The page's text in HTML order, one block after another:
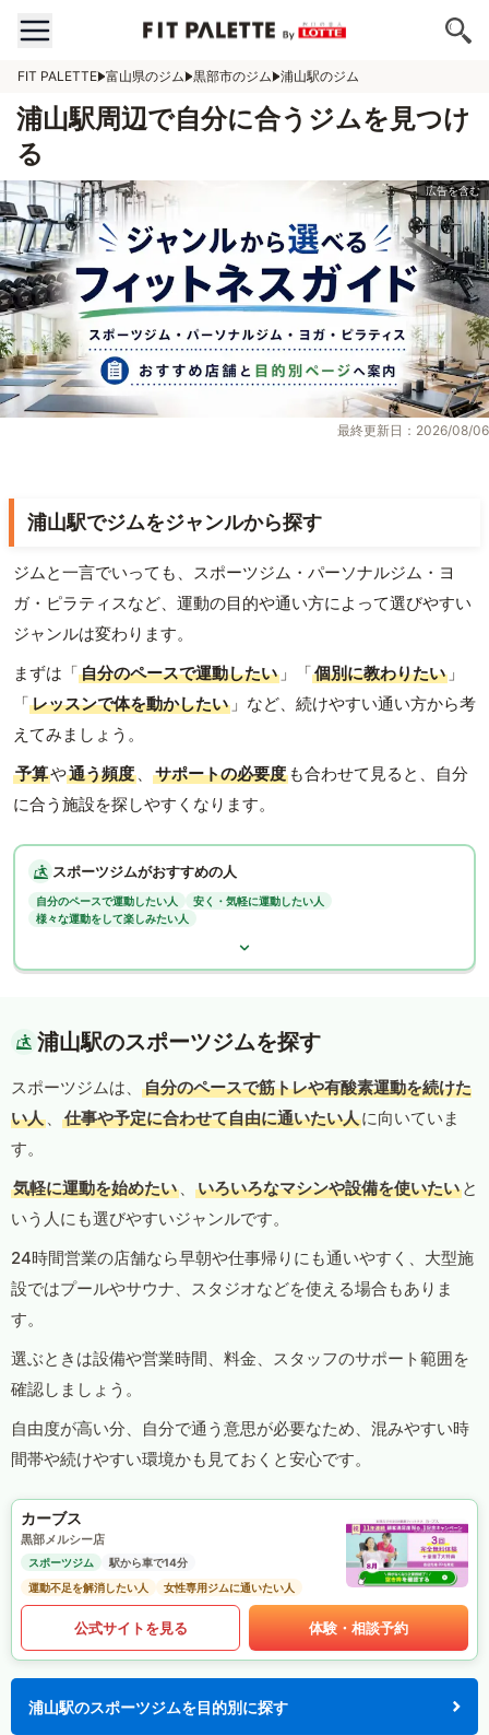
FIT PALETTE 富山県のジム 黒部市のジム 浦山駅のジム
浦山駅周辺で自分に合うジムを見つけ
る
最終更新日：2026/08/06
浦山駅でジムをジャンルから探す
ジムと一言でいっても、スポーツジム・パーソナルジム・ヨ
ガ・ピラティスなど、運動の目的や通い方によって選びやすい
ジャンルは変わります。
まずは「自分のペースで運動したい 」「個別に教わりたい 」
「レッスンで体を動かしたい 」など、続けやすい通い方から考
えてみましょう。
予算や通う頻度 、 サポートの必要度 も合わせて見ると、自分
に合う施設を探しやすくなります。
スポーツジムがおすすめの人
自分のペースで運動したい人
安く・気軽に運動したい人
様々な運動をして楽しみたい人
浦山駅のスポーツジムを探す
スポーツジムは、
自分のペースで筋トレや有酸素運動を続けた
い人 、 仕事や予定に合わせて自由に通いたい人に向いていま
す。
気軽に運動を始めたい 、 いろいろなマシンや設備を使いたい と
いう人にも選びやすいジャンルです。
24時間営業の店舗なら早朝や仕事帰りにも通いやすく、大型施
設ではプールやサウナ、スタジオなどを使える場合もありま
す。
選ぶときは設備や営業時間、料金、スタッフのサポート範囲を
確認しましょう。
自由度が高い分、自分で通う意思が必要なため、混みやすい時
間帯や続けやすい環境かも見ておくと安心です。
カーブス
黒部メルシー店
スポーツジム
駅から車で14分
運動不足を解消したい人
女性専用ジムに通いたい人
公式サイトを見る 体験・相談予約
浦山駅のスポーツジムを目的別に探す